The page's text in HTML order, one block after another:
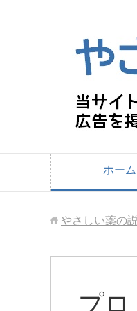
ホーム
やさしい薬の
プ